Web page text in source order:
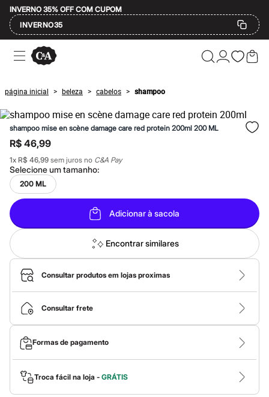
INVERNO 35% OFF COM CUPOM
INVERNO35
Ofertas
Compre por Departamento
Masculino
Infantil
Calçados
Mindse7
Plus Size
Até 20% off
Até 40% off
Até 60% off
A partir de 60% off
Feminino
Em alta
Inverno
Alfaiataria
Novidades
Roupas
Blusas e Camisetas
Básicos
Calças
Casacos e Jaquetas
Jeans
Macacões
Saias
Shorts e Bermudas
Vestidos
Acessórios
Bolsas
Bonés e Chapéus
Bijoux
Cintos
página inicial > beleza > cabelos > shampoo
shampoo mise en scène damage care red protein 200ml 200 ML
R$ 46,99
1x R$ 46,99 sem juros no C&A Pay
Selecione umtamanho:
200 ML
Adicionar à sacola
Encontrar similares
Consultar produtos em lojas proximas
Consultar frete
Formas de pagamento
Troca fácil na loja - GRÁTIS